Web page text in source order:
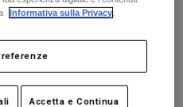
35% OFF
Informativa sulla Privacy
Accetta e Continua